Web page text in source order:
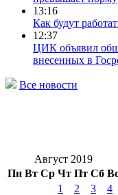
13:16
Как будут
12:37
ЦИК объявил
внесенных в
Все новости
Август 2019
Пн Вт Ср Чт Пт Сб
1 2 3
4